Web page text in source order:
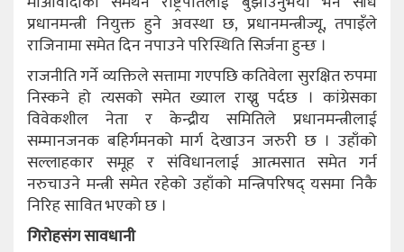
प्रधानमन्त्री नियुक्त हुने अवस्था छ, प्रधानमन्त्रीज्यू, तपाइँले
राजिनामा समेत दिन नपाउने परिस्थिति सिर्जना हुन्छ ।
राजनीति गर्ने व्यक्तिले सत्तामा गएपछि कतिवेला सुरक्षित रुपमा
निस्कने हो त्यसको समेत ख्याल राख्नु पर्दछ । कांग्रेसका
विवेकशील नेता र केन्द्रीय समितिले प्रधानमन्त्रीलाई
सम्मानजनक बहिर्गमनको मार्ग देखाउन जरुरी छ । उहाँको
सल्लाहकार समूह र संविधानलाई आत्मसात समेत गर्न
नरुचाउने मन्त्री समेत रहेको उहाँको मन्त्रिपरिषद् यसमा निकै
निरिह सावित भएको छ ।
गिरोहसंग सावधानी